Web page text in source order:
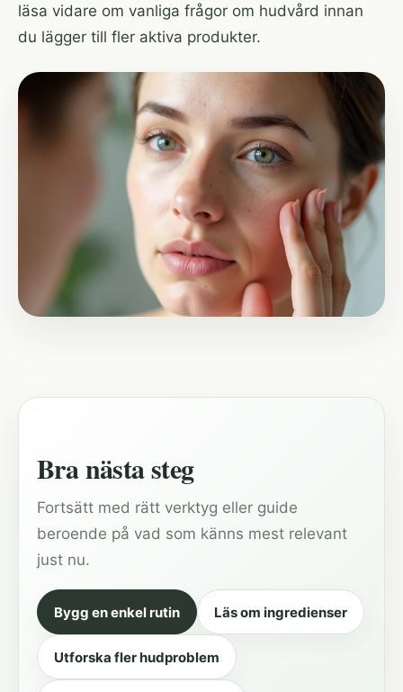
läsa vidare om vanliga frågor om hudvård innan
du lägger till fler aktiva produkter.
Bra nästa steg
Fortsätt med rätt verktyg eller guide
beroende på vad som känns mest relevant
just nu.
Bygg en enkel rutin Läs om ingredienser
Utforska fler hudproblem